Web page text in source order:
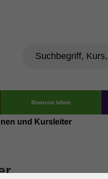
Bewusst leben
und Kursleiter